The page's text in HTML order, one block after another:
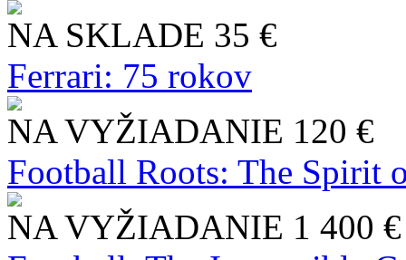
NA SKLADE 35 €
Ferrari: 75 rokov
NA VYŽIADANIE 120 €
Football Roots: The Spirit
NA VYŽIADANIE 1 400 €